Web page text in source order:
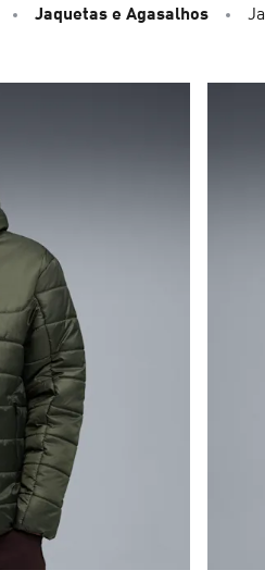
Jaquetas e Agasalhos